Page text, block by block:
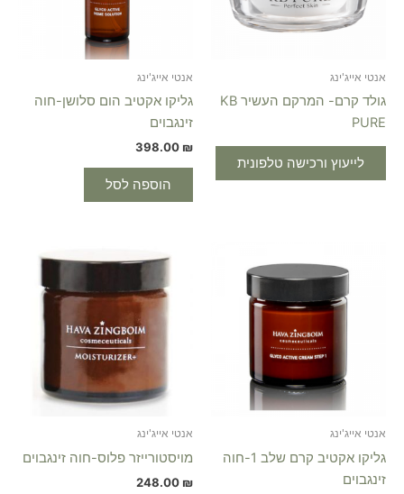
אנטי אייג'ינג
גולד קרם- המרקם העשיר KB
PURE
לייעוץ ורכישה טלפונית
אנטי אייג'ינג
גליקו אקטיב הום סלושן-חוה
זינגבוים
398.00 ₪
הוספה לסל
אנטי אייג'ינג
גליקו אקטיב קרם שלב 1-חוה
זינגבוים
אנטי אייג'ינג
מויסטורייזר פלוס-חוה זינגבוים
248.00 ₪